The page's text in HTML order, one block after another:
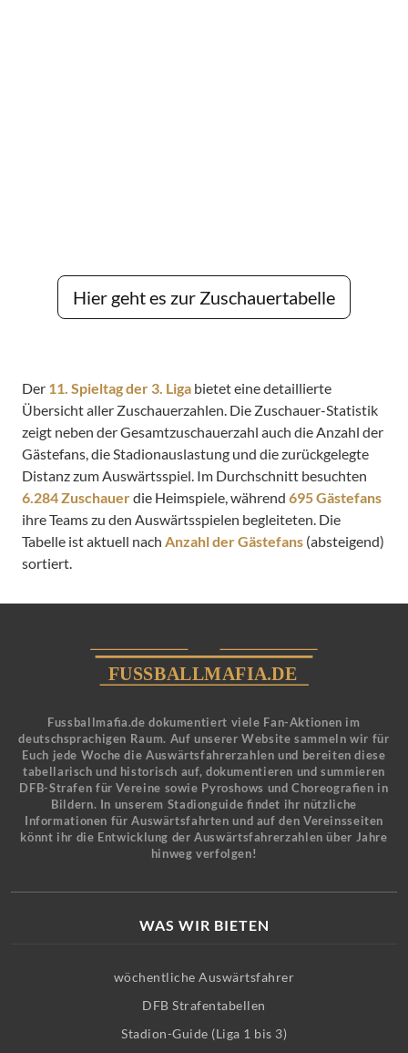
Hier geht es zur Zuschauertabelle
Der 11. Spieltag der 3. Liga bietet eine detaillierte
Übersicht aller Zuschauerzahlen. Die Zuschauer-Statistik
zeigt neben der Gesamtzuschauerzahl auch die Anzahl der
Gästefans, die Stadionauslastung und die zurückgelegte
Distanz zum Auswärtsspiel. Im Durchschnitt besuchten
6.284 Zuschauerdie Heimspiele, während 695 Gästefans
ihre Teams zu den Auswärtsspielen begleiteten. Die
Tabelle ist aktuell nach Anzahl der Gästefans (absteigend)
sortiert.
Fussballmafia.de dokumentiert viele Fan-Aktionen im
deutschsprachigen Raum. Auf unserer Website sammeln wir für
Euch jede Woche die Auswärtsfahrerzahlen und bereiten diese
tabellarisch und historisch auf, dokumentieren und summieren
DFB-Strafen für Vereine sowie Pyroshows und Choreografien in
Bildern. In unserem Stadionguide findet ihr nützliche
Informationen für Auswärtsfahrten und auf den Vereinsseiten
könnt ihr die Entwicklung der Auswärtsfahrerzahlen über Jahre
hinweg verfolgen!
WAS WIR BIETEN
wöchentliche Auswärtsfahrer
DFB Strafentabellen
Stadion-Guide (Liga 1 bis 3)